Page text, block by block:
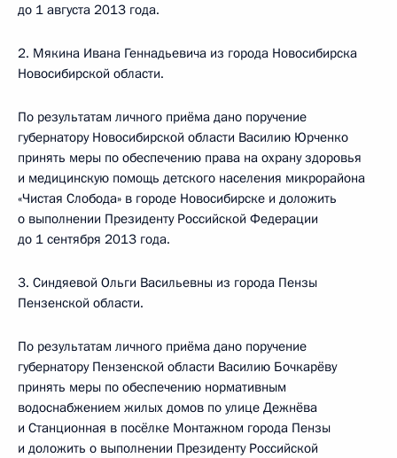
до 1 августа 2013 года.
2. Мякина Ивана Геннадьевича из города Новосибирска
Новосибирской области.
По результатам личного приёма дано поручение
губернатору Новосибирской области Василию Юрченко
принять меры по обеспечению права на охрану здоровья
и медицинскую помощь детского населения микрорайона
«Чистая Слобода» в городе Новосибирске и доложить
о выполнении Президенту Российской Федерации
до 1 сентября 2013 года.
3. Синдяевой Ольги Васильевны из города Пензы
Пензенской области.
По результатам личного приёма дано поручение
губернатору Пензенской области Василию Бочкарёву
принять меры по обеспечению нормативным
водоснабжением жилых домов по улице Дежнёва
и Станционная в посёлке Монтажном города Пензы
и доложить о выполнении Президенту Российской